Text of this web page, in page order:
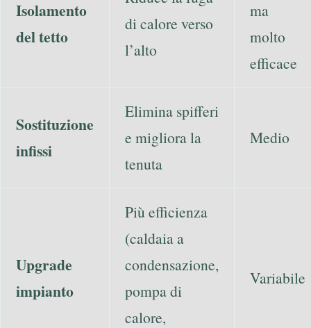
Isolamento
del tetto
di calore verso
l’alto
ma
molto
efficace
Sostituzione
infissi
Elimina spifferi
e migliora la
tenuta
Medio
Upgrade
impianto
Più efficienza
(caldaia a
condensazione,
pompa di
calore,
Variabile